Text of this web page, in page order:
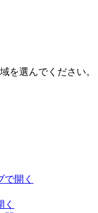
を選んでください。
で開く
く